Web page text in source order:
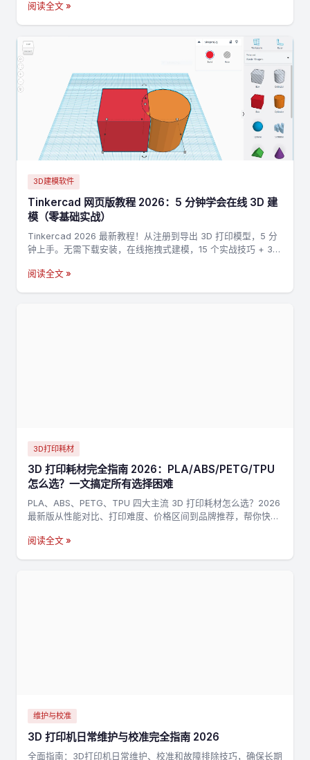
阅读全文 »
3D建模软件
Tinkercad 网页版教程 2026：5 分钟学会在线 3D 建
模（零基础实战）
Tinkercad 2026 最新教程！从注册到导出 3D 打印模型，5 分
钟上手。无需下载安装，在线拖拽式建模，15 个实战技巧 + 3
阅读全文 »
3D打印耗材
3D 打印耗材完全指南 2026：PLA/ABS/PETG/TPU
怎么选？一文搞定所有选择困难
PLA、ABS、PETG、TPU 四大主流 3D 打印耗材怎么选？2026
最新版从性能对比、打印难度、价格区间到品牌推荐，帮你快速
阅读全文 »
维护与校准
3D 打印机日常维护与校准完全指南 2026
全面指南：3D打印机日常维护、校准和故障排除技巧，确保长期